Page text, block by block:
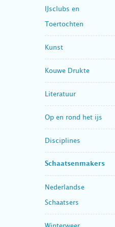
IJsclubs en
Toertochten
Kunst
Kouwe Drukte
Literatuur
Op en rond het ijs
Disciplines
Schaatsenmakers
Nederlandse
Schaatsers
Winterweer